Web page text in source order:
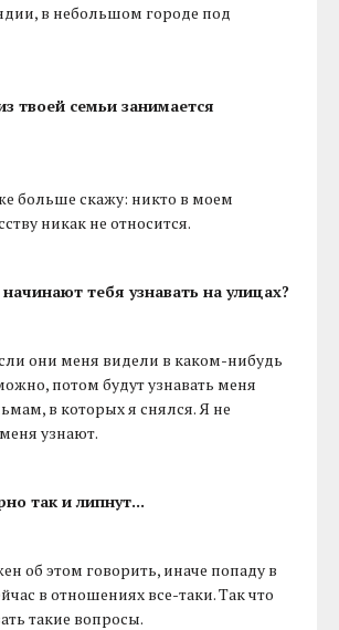
в небольшом городе под
твоей семьи занимается
больше скажу: никто в моем
никак не относится.
тебя узнавать на улицах?
они меня видели в каком-нибудь
потом будут узнавать меня
в которых я снялся. Я не
узнают.
так и липнут...
об этом говорить, иначе попаду в
в отношениях все-таки. Так что
такие вопросы.